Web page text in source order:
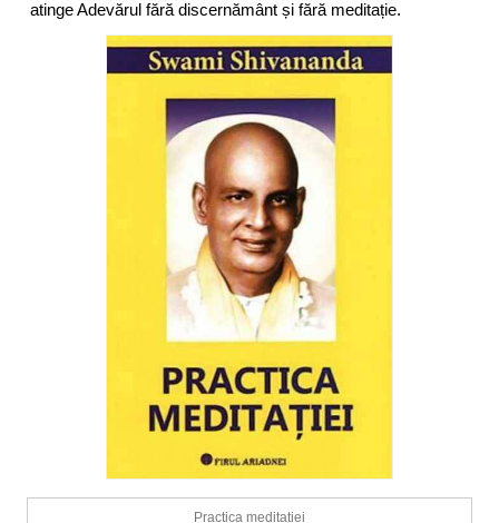
atinge Adevărul fără discernământ și fără meditație.
Practica meditației